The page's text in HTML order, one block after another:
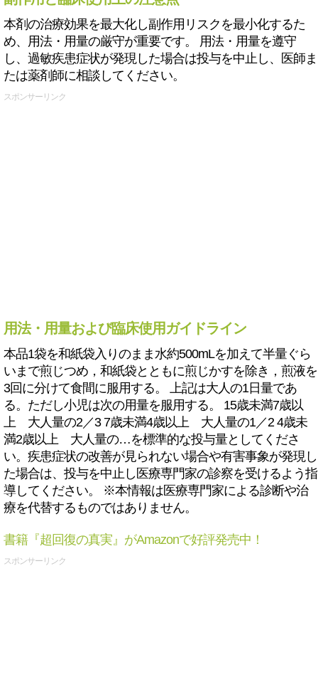
本剤の治療効果を最大化し副作用リスクを最小化するた
め、用法・用量の厳守が重要です。 用法・用量を遵守
し、過敏疾患症状が発現した場合は投与を中止し、医師ま
たは薬剤師に相談してください。
スポンサーリンク
用法・用量および臨床使用ガイドライン
本品1袋を和紙袋入りのまま水約500mLを加えて半量ぐら
いまで煎じつめ，和紙袋とともに煎じかすを除き，煎液を
3回に分けて食間に服用する。 上記は大人の1日量であ
る。ただし小児は次の用量を服用する。 15歳未満7歳以
上 大人量の2／3 7歳未満4歳以上 大人量の1／2 4歳未
満2歳以上 大人量の…を標準的な投与量としてくださ
い。疾患症状の改善が見られない場合や有害事象が発現し
た場合は、投与を中止し医療専門家の診察を受けるよう指
導してください。 ※本情報は医療専門家による診断や治
療を代替するものではありません。
書籍『超回復の真実』がAmazonで好評発売中！
スポンサーリンク